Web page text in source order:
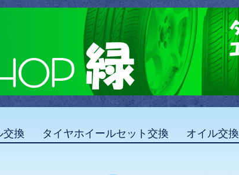
交換 タイヤホイールセット交換 オイル交換